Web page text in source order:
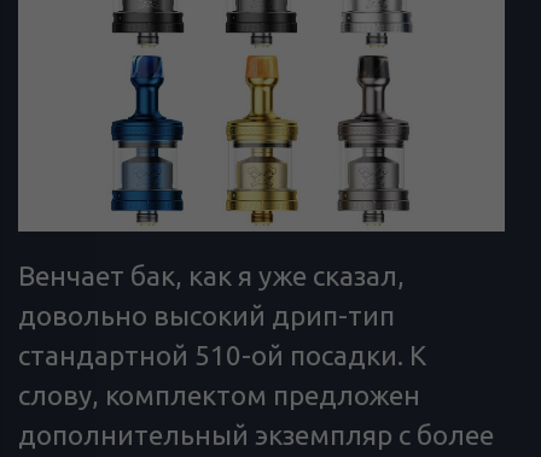
Венчает бак, как я уже сказал,
довольно высокий дрип-тип
стандартной 510-ой посадки. К
слову, комплектом предложен
дополнительный экземпляр с более